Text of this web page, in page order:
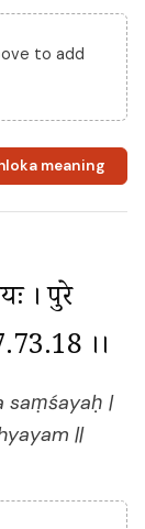
to add
meaning
। पुरे
।।
saṃśayaḥ |
||